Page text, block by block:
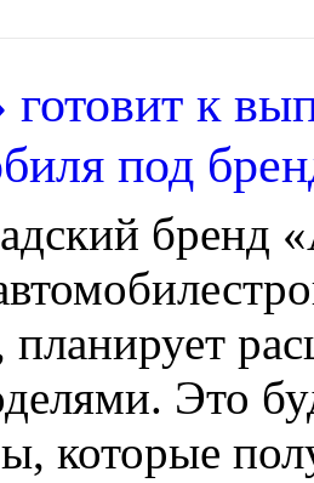
готовит к
под
бренд
планирует
Это
которые